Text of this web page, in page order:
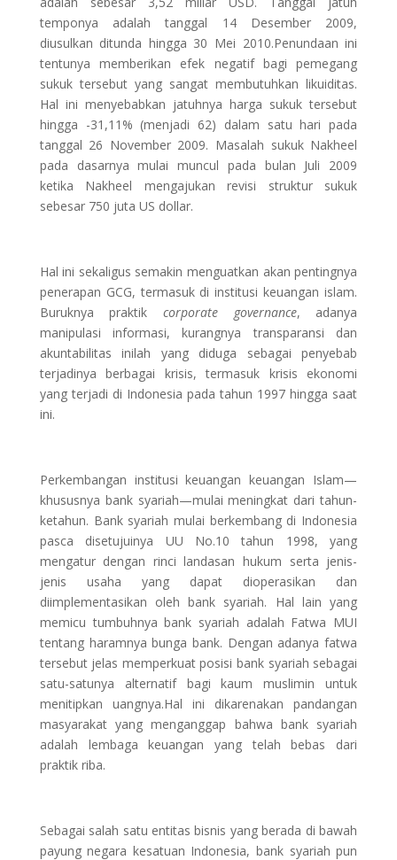
temponya adalah tanggal 14 Desember 2009,
diusulkan ditunda hingga 30 Mei 2010.Penundaan ini
tentunya memberikan efek negatif bagi pemegang
sukuk tersebut yang sangat membutuhkan likuiditas.
Hal ini menyebabkan jatuhnya harga sukuk tersebut
hingga -31,11% (menjadi 62) dalam satu hari pada
tanggal 26 November 2009. Masalah sukuk Nakheel
pada dasarnya mulai muncul pada bulan Juli 2009
ketika Nakheel mengajukan revisi struktur sukuk
sebesar 750 juta US dollar.
Hal ini sekaligus semakin menguatkan akan pentingnya
penerapan GCG, termasuk di institusi keuangan islam.
Buruknya praktik corporate governance, adanya
manipulasi informasi, kurangnya transparansi dan
akuntabilitas inilah yang diduga sebagai penyebab
terjadinya berbagai krisis, termasuk krisis ekonomi
yang terjadi di Indonesia pada tahun 1997 hingga saat
ini.
Perkembangan institusi keuangan keuangan Islam—
khususnya bank syariah—mulai meningkat dari tahun-
ketahun. Bank syariah mulai berkembang di Indonesia
pasca disetujuinya UU No.10 tahun 1998, yang
mengatur dengan rinci landasan hukum serta jenis-
jenis usaha yang dapat dioperasikan dan
diimplementasikan oleh bank syariah. Hal lain yang
memicu tumbuhnya bank syariah adalah Fatwa MUI
tentang haramnya bunga bank. Dengan adanya fatwa
tersebut jelas memperkuat posisi bank syariah sebagai
satu-satunya alternatif bagi kaum muslimin untuk
menitipkan uangnya.Hal ini dikarenakan pandangan
masyarakat yang menganggap bahwa bank syariah
adalah lembaga keuangan yang telah bebas dari
praktik riba.
Sebagai salah satu entitas bisnis yang berada di bawah
payung negara kesatuan Indonesia, bank syariah pun